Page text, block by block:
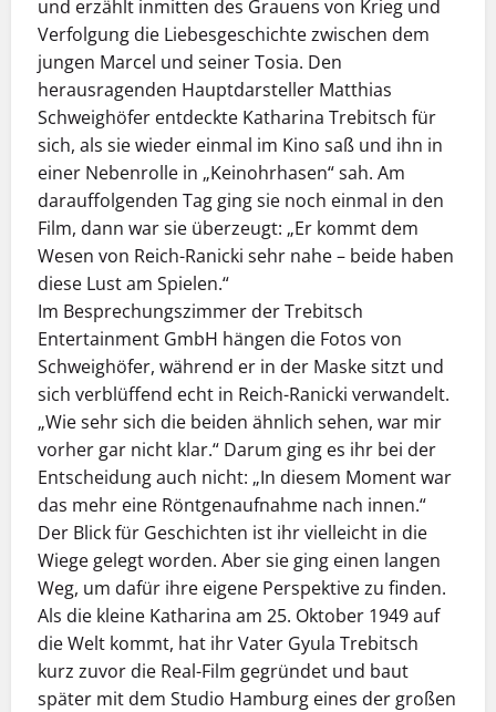
und erzählt inmitten des Grauens von Krieg und
Verfolgung die Liebesgeschichte zwischen dem
jungen Marcel und seiner Tosia. Den
herausragenden Hauptdarsteller Matthias
Schweighöfer entdeckte Katharina Trebitsch für
sich, als sie wieder einmal im Kino saß und ihn in
einer Nebenrolle in „Keinohrhasen“ sah. Am
darauffolgenden Tag ging sie noch einmal in den
Film, dann war sie überzeugt: „Er kommt dem
Wesen von Reich-Ranicki sehr nahe – beide haben
diese Lust am Spielen.“
Im Besprechungszimmer der Trebitsch
Entertainment GmbH hängen die Fotos von
Schweighöfer, während er in der Maske sitzt und
sich verblüffend echt in Reich-Ranicki verwandelt.
„Wie sehr sich die beiden ähnlich sehen, war mir
vorher gar nicht klar.“ Darum ging es ihr bei der
Entscheidung auch nicht: „In diesem Moment war
das mehr eine Röntgenaufnahme nach innen.“
Der Blick für Geschichten ist ihr vielleicht in die
Wiege gelegt worden. Aber sie ging einen langen
Weg, um dafür ihre eigene Perspektive zu finden.
Als die kleine Katharina am 25. Oktober 1949 auf
die Welt kommt, hat ihr Vater Gyula Trebitsch
kurz zuvor die Real-Film gegründet und baut
später mit dem Studio Hamburg eines der großen